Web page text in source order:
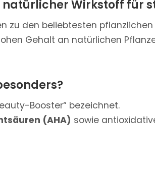
Wirkstoff für
zu den beliebtesten
Gehalt an natürlichen
Booster“ bezeichnet.
(AHA) sowie